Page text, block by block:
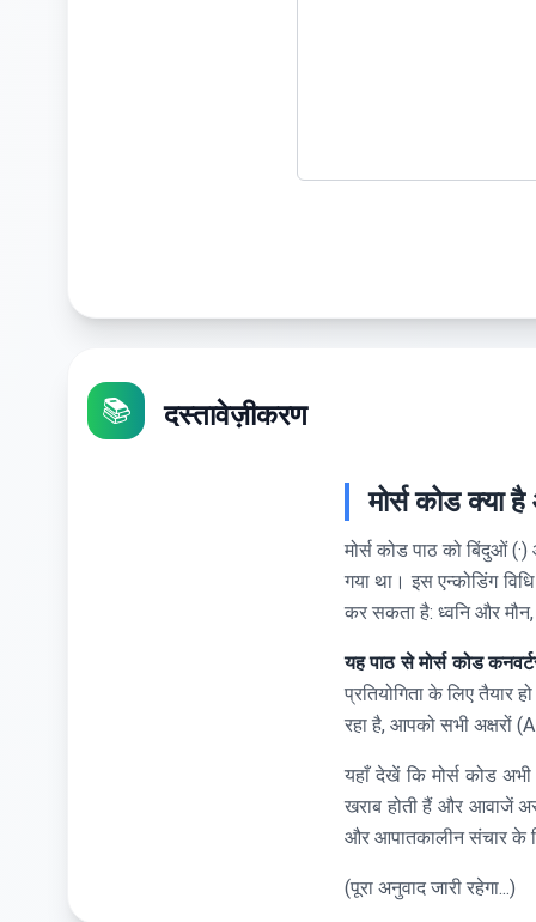
📚 दस्तावेज़ीकरण
मोर्स कोड क्या
मोर्स कोड पाठ को बिंदुओं
गया था। इस एन्कोडिंग
कर सकता है: ध्वनि और
यह पाठ से मोर्स कोड
प्रतियोगिता के लिए तैयार
रहा है, आपको सभी अक्षरों
यहाँ देखें कि मोर्स कोड
खराब होती हैं और आवाजें
और आपातकालीन संचार के
(पूरा अनुवाद जारी रहेगा...)